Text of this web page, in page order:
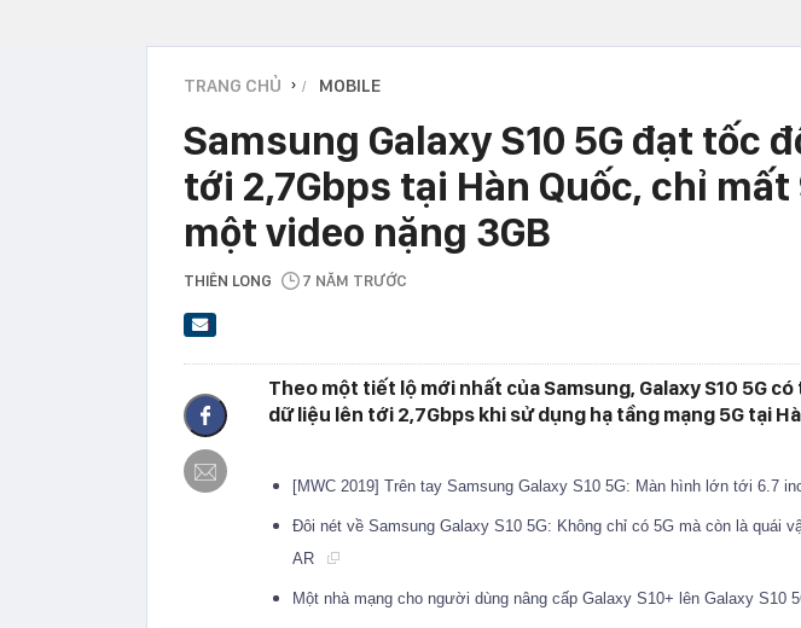
TRANG CHỦ › MOBILE
Samsung Galaxy S10 5G đạt tốc
tới 2,7Gbps tại Hàn Quốc, chỉ
một video nặng 3GB
THIÊN LONG 7 NĂM TRƯỚC
Theo một tiết lộ mới nhất của Samsung, Galaxy S10 5G
dữ liệu lên tới 2,7Gbps khi sử dụng hạ tầng mạng 5G tại
[MWC 2019] Trên tay Samsung Galaxy S10 5G: Màn hình lớn tới 6.7
Đôi nét về Samsung Galaxy S10 5G: Không chỉ có 5G mà còn là quái
AR
Một nhà mạng cho người dùng nâng cấp Galaxy S10+ lên Galaxy S10